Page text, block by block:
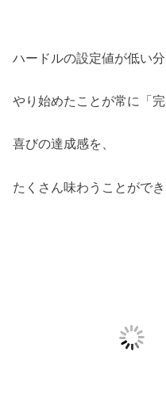
ハードルの設定値が低い分
やり始めたことが常に「完
喜びの達成感を、
たくさん味わうことができ